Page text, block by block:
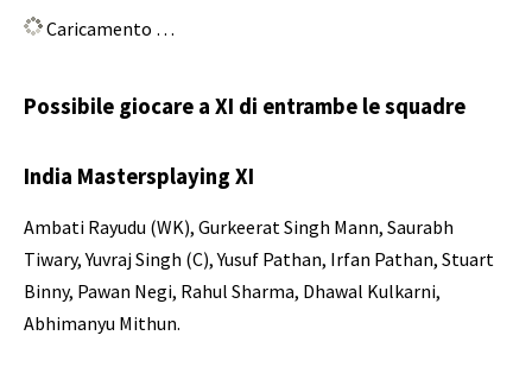
Caricamento …
Possibile giocare a XI di entrambe le squadre
India Mastersplaying XI
Ambati Rayudu (WK), Gurkeerat Singh Mann, Saurabh
Tiwary, Yuvraj Singh (C), Yusuf Pathan, Irfan Pathan, Stuart
Binny, Pawan Negi, Rahul Sharma, Dhawal Kulkarni,
Abhimanyu Mithun.